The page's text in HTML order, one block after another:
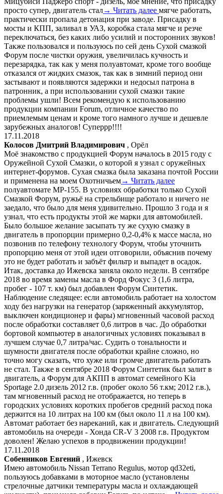
просто супер, двигатель стал→ Читать далее мягче работать,
практически пропала детонация при заводе. Присадку в
мосты и КПП, заливал в УАЗ, коробка стала мягче и резче
переключаться, без каких либо усилий и посторонних звуков!
Также пользовался и пользуюсь по сей день Сухой смазкой
Форум после чистки оружия, увеличилась кучность и
перезарядка, так как у меня полуавтомат, кроме того вообще
отказался от жидких смазок, так как в зимний период они
застывают и появляются задержки и недосыл патрона в
патронник, а при использовании сухой смазки такие
проблемы ушли! Всем рекомендую к использованию
продукции компании Forum, отличное качество по
приемлемым ценам и кроме того намного лучше и дешевле
зарубежных аналогов! Суперрр!!!!
17.11.2018
Колосов Дмитрий Владимирович , Орёл
Моё знакомство с продукцией Форум началось в 2015 году с
Оружейной Сухой Смазки, о которой я узнал с оружейных
интернет-форумов. Сухая смазка была заказана почтой России
и применена на моем Охотничьем→ Читать далее
полуавтомате МР-155. В условиях обработки только Сухой
Смазкой Форум, ружьё на стрельбище работало и ничего не
заедало, что было для меня удивительно. Прошло 3 года и я
узнал, что есть продукты этой же марки для автомобилей.
Было большое желание засыпать ту же сухую смазку в
двигатель в пропорции примерно 0,2-0,4% к массе масла, но
позвонив по телефону технологу Форум, чтобы уточнить
пропорцию меня от этой идеи отговорили, объяснив почему
это не будет работать и забъёт фильтр и выпадет в осадок.
Итак, доставка до Ижевска заняла около недели. В сентябре
2018 во время замены масла в Форд Фокус 3 (1,6 литра,
пробег - 107 т. км) был добавлен Форум Синтетик.
Наблюдение следящее: если автомобиль работает на холостом
ходу без нагрузки на генератор (заряженный аккумулятор,
выключен кондиционер и фары) мгновенный часовой расход
после обработки составляет 0,6 литров в час. До обработки
бортовой компьютер в аналогичных условиях показывал в
лучшем случае 0,7 литра/час. Судить о тональности и
шумности двигателя после обработки крайне сложно, но
точно могу сказать, что хуже или громче двигатель работать
не стал. Также в сентябре 2018 Форум Синтетик был залит в
двигатель, а Форум для АКПП в автомат семейного Kia
Sportage 2.0 дизель 2012 г.в. (пробег около 56 т.км; 2012 г.в.),
там мгновенный расход не отображается, но теперь в
городских условиях коротких пробегов средний расход пока
держится на 10 литрах на 100 км (был около 11 л на 100 км).
Автомат работает без нареканий, как и двигатель. Следующий
автомобиль на очереди - Хонда CR-V 3 2008 г.в. Продуктом
доволен! Желаю успехов в продвижении продукции!
17.11.2018
Собенников Евгений , Ижевск
Имею автомобиль Nissan Terrano Regulus, мотор qd32eti,
пользуюсь добавками в моторное масло (установлены
стрелочные датчики температуры масла и охлаждающей